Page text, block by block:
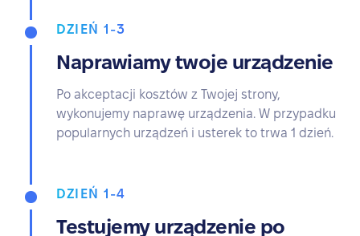
DZIEŃ 1-3
Naprawiamy twoje urządzenie
Po akceptacji kosztów z Twojej strony,
wykonujemy naprawę urządzenia. W przypadku
popularnych urządzeń i usterek to trwa 1 dzień.
DZIEŃ 1-4
Testujemy urządzenie po